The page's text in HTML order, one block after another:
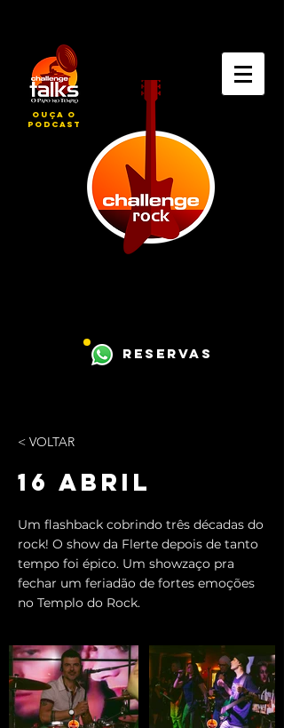
ouça o
podcast
reservas
< VOLTAR
16 ABRIL
Um flashback cobrindo três décadas do
rock! O show da Flerte depois de tanto
tempo foi épico. Um showzaço pra
fechar um feriadão de fortes emoções
no Templo do Rock.